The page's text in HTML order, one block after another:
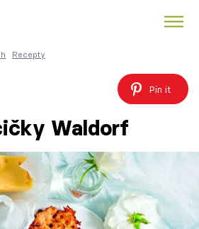
Recepty
Pin it
Waldorf